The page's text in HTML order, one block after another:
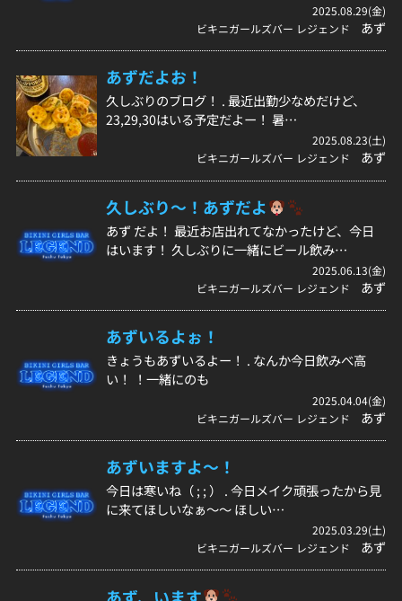
2025.08.29(金)
ビキニガールズバー レジェンド
あず
あずだよお！
久しぶりのブログ！ . 最近出勤少なめだけど、
23,29,30はいる予定だよー！ 暑…
2025.08.23(土)
ビキニガールズバー レジェンド
あず
久しぶり〜！あずだよ
あず だよ！ 最近お店出れてなかったけど、今日
はいます！ 久しぶりに一緒にビール飲み…
2025.06.13(金)
ビキニガールズバー レジェンド
あず
あずいるよぉ！
きょうもあずいるよー！ . なんか今日飲みべ高
い！ ！一緒にのも
2025.04.04(金)
ビキニガールズバー レジェンド
あず
あずいますよ〜！
今日は寒いね（ ; ; ） . 今日メイク頑張ったから見
に来てほしいなぁ〜〜 ほしい…
2025.03.29(土)
ビキニガールズバー レジェンド
あず
あず、います